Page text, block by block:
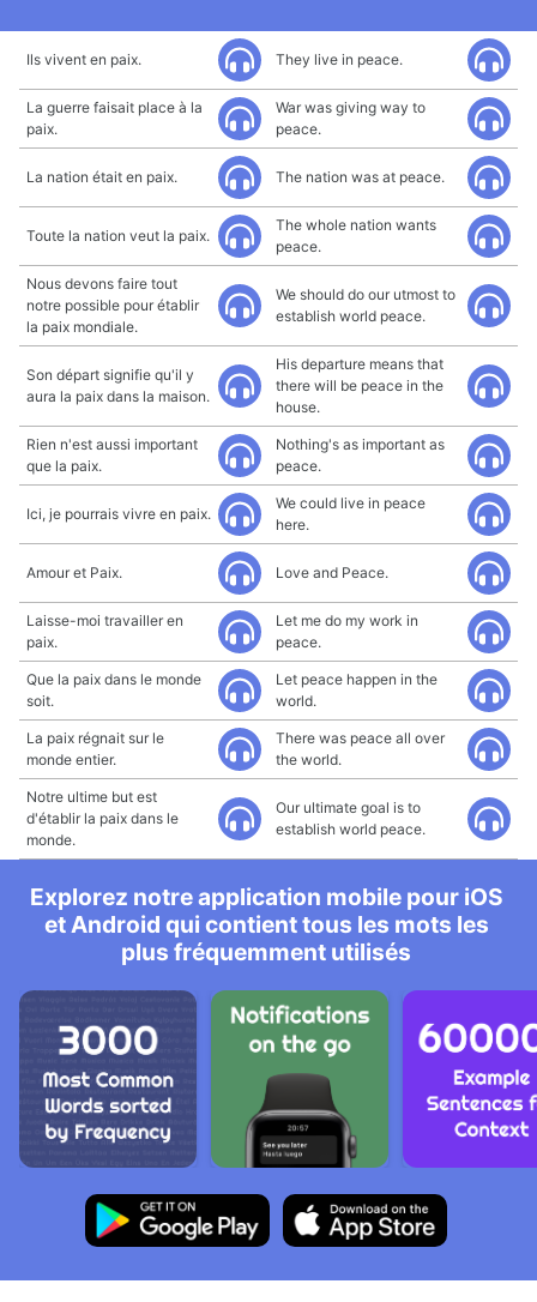
Ils vivent en paix. They live in peace.
La guerre faisait place à la
paix.
War was giving way to
peace.
La nation était en paix. The nation was at peace.
Toute la nation veut la paix.
The whole nation wants
peace.
Nous devons faire tout
notre possible pour établir
la paix mondiale.
We should do our utmost to
establish world peace.
Son départ signifie qu'il y
aura la paix dans la maison.
His departure means that
there will be peace in the
house.
Rien n'est aussi important
que la paix.
Nothing's as important as
peace.
Ici, je pourrais vivre en paix.
We could live in peace
here.
Amour et Paix. Love and Peace.
Laisse-moi travailler en
paix.
Let me do my work in
peace.
Que la paix dans le monde
soit.
Let peace happen in the
world.
La paix régnait sur le
monde entier.
There was peace all over
the world.
Notre ultime but est
d'établir la paix dans le
monde.
Our ultimate goal is to
establish world peace.
Explorez notre application mobile pour iOS
et Android qui contient tous les mots les
plus fréquemment utilisés